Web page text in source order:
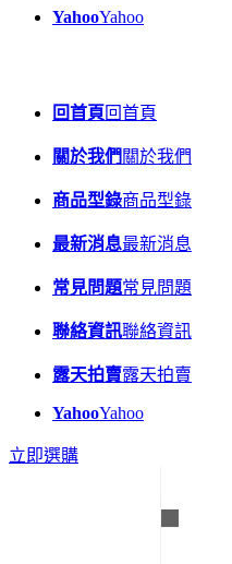
YahooYahoo
回首頁回首頁
關於我們 關於我們
商品型錄商品型錄
最新消息最新消息
常見問題常見問題
聯絡資訊聯絡資訊
露天拍賣露天拍賣
YahooYahoo
立即選購